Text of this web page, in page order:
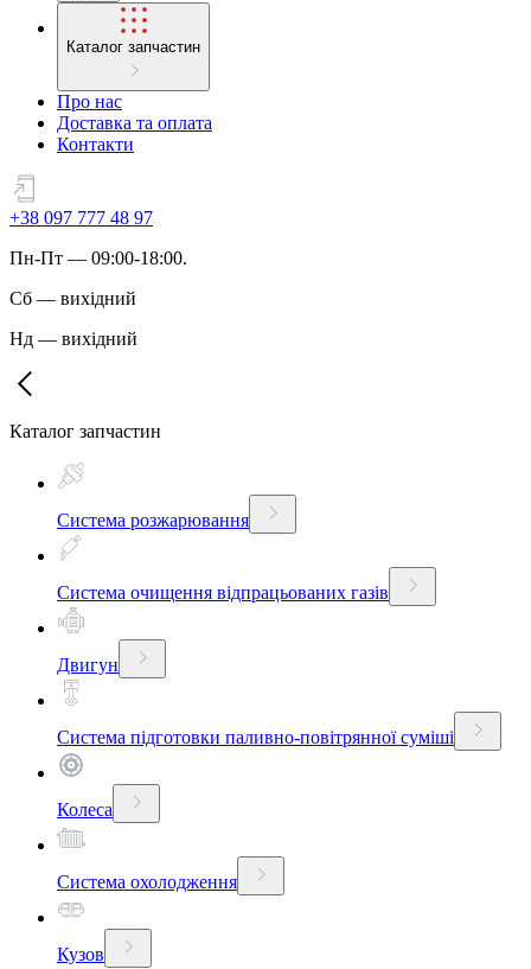
Каталог запчастин
Про нас
Доставка та оплата
Контакти
+38 097 777 48 97
Пн-Пт — 09:00-18:00.
Сб — вихідний
Нд — вихідний
Каталог запчастин
Система розжарювання
Система очищення відпрацьованих газів
Двигун
Система підготовки паливно-повітрянної суміші
Колеса
Система охолодження
Кузов